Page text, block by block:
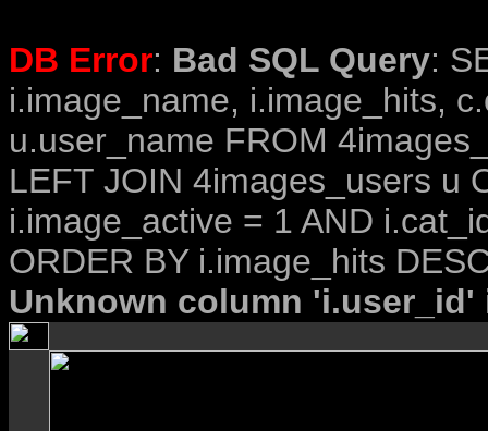
DB Error: Bad SQL Query:
i.image_name, i.image_hits,
u.user_name FROM
LEFT JOIN 4images_users u
i.image_active = 1 AND
ORDER BY i.image_hits
Unknown column